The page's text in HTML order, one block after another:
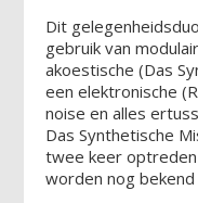
Dit
gebruik van
akoestische (Das
een elektronische
noise en alles
Das Synthetische
twee keer
worden nog bekend